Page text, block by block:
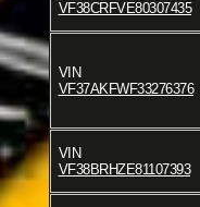
VF38CRFVE80307435
VIN
VF37AKFWF33276376
VIN
VF38BRHZE81107393